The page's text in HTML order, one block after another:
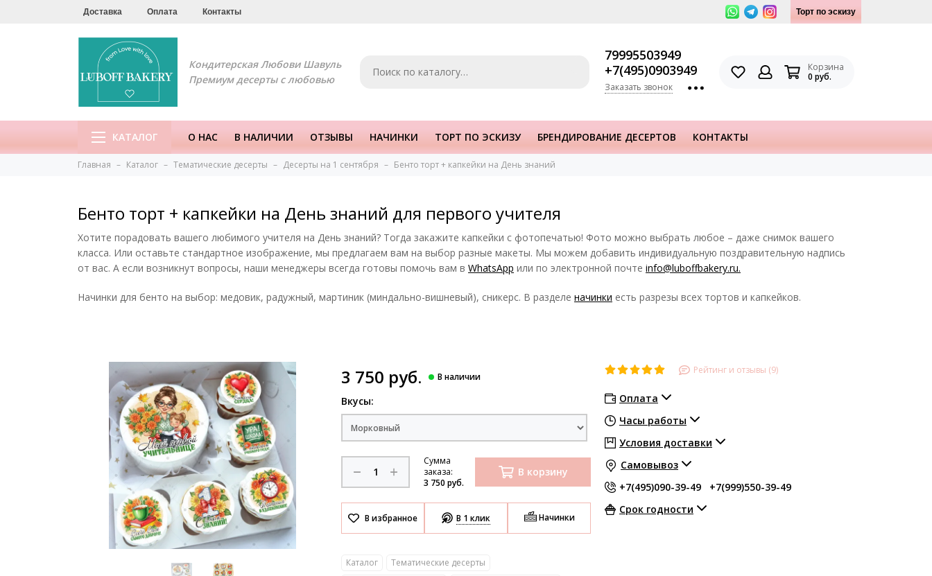
Торт по эскизу
Доставка Оплата Контакты
Кондитерская Любови Шавуль
Премиум десерты с любовью
79995503949
+7(495)0903949
Заказать звонок
Корзина
0 руб.
КАТАЛОГ О НАС В НАЛИЧИИ ОТЗЫВЫ НАЧИНКИ ТОРТ ПО ЭСКИЗУ БРЕНДИРОВАНИЕ ДЕСЕРТОВ КОНТАКТЫ
Главная Каталог Тематические десерты Десерты на 1 сентября Бенто торт + капкейки на День знаний
Бенто торт + капкейки на День знаний для первого учителя
Хотите порадовать вашего любимого учителя на День знаний? Тогда закажите капкейки с фотопечатью! Фото можно выбрать любое – даже снимок вашего
класса. Или оставьте стандартное изображение, мы предлагаем вам на выбор разные макеты. Мы можем добавить индивидуальную поздравительную надпись
от вас. А если возникнут вопросы, наши менеджеры всегда готовы помочь вам в WhatsApp или по электронной почте info@luboffbakery.ru.
Начинки для бенто на выбор: медовик, радужный, мартиник (миндально-вишневый), сникерс. В разделе начинки есть разрезы всех тортов и капкейков.
3 750 руб.
Вкусы:
Сумма
заказа:
3 750 руб.
В корзину
В 1 клик Начинки
Каталог
Тематические десерты
Рейтинг и отзывы (9)
Оплата
Часы работы
Условия доставки
Самовывоз
+7(495)090-39-49
+7(999)550-39-49
Срок годности